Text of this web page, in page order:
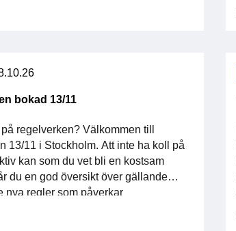
Chalmers, med bidraget “The
bokad 13/11
regelverken? Välkommen till
13/11 i Stockholm. Att inte ha koll på
kan som du vet bli en kostsam
du en god översikt över gällande
nya regler som påverkar
Få allt serverat på en dag –